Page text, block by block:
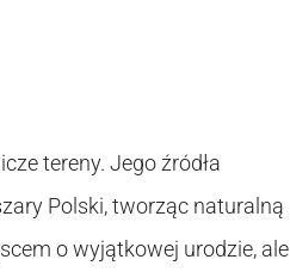
tereny. Jego źródła
Polski, tworząc naturalną
o wyjątkowej urodzie, ale